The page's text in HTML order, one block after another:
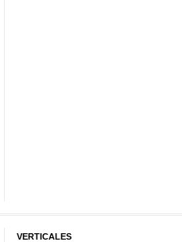
VERTICALES